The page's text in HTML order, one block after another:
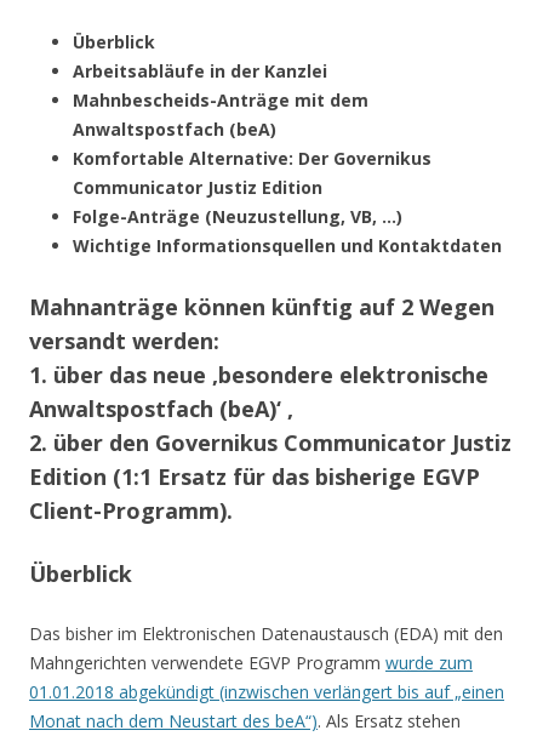
Überblick
Arbeitsabläufe in der Kanzlei
Mahnbescheids-Anträge mit dem
Anwaltspostfach (beA)
Komfortable Alternative: Der Governikus
Communicator Justiz Edition
Folge-Anträge (Neuzustellung, VB, …)
Wichtige Informationsquellen und Kontaktdaten
Mahnanträge können künftig auf 2 Wegen
versandt werden:
1. über das neue ‚besondere elektronische
Anwaltspostfach (beA)‘ ,
2. über den Governikus Communicator Justiz
Edition (1:1 Ersatz für das bisherige EGVP
Client-Programm).
Überblick
Das bisher im Elektronischen Datenaustausch (EDA) mit den
Mahngerichten verwendete EGVP Programm wurde zum
01.01.2018 abgekündigt (inzwischen verlängert bis auf „einen
Monat nach dem Neustart des beA“). Als Ersatz stehen